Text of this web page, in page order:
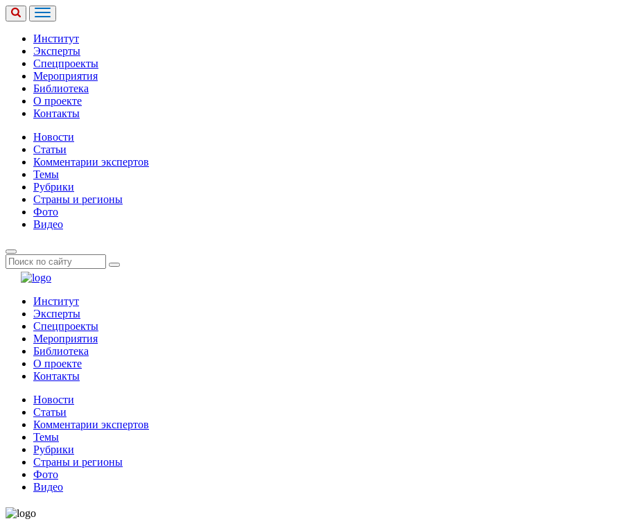
Институт
Эксперты
Спецпроекты
Мероприятия
Библиотека
О проекте
Контакты
Новости
Статьи
Комментарии экспертов
Темы
Рубрики
Страны и регионы
Фото
Видео
Институт
Эксперты
Спецпроекты
Мероприятия
Библиотека
О проекте
Контакты
Новости
Статьи
Комментарии экспертов
Темы
Рубрики
Страны и регионы
Фото
Видео